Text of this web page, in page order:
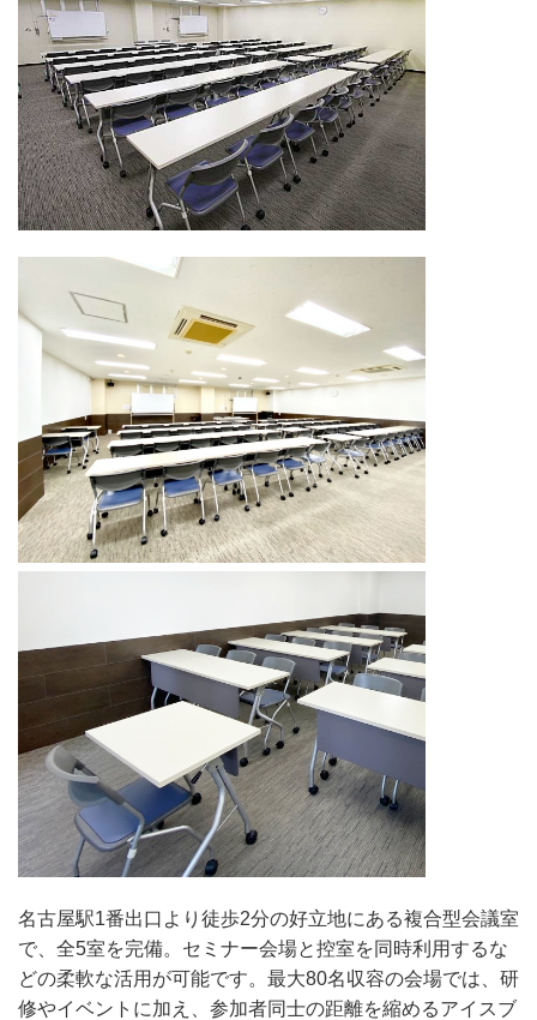
名古屋駅1番出口より徒歩2分の好立地にある複合型会議室
で、全5室を完備。セミナー会場と控室を同時利用するな
どの柔軟な活用が可能です。最大80名収容の会場では、研
修やイベントに加え、参加者同士の距離を縮めるアイスブ